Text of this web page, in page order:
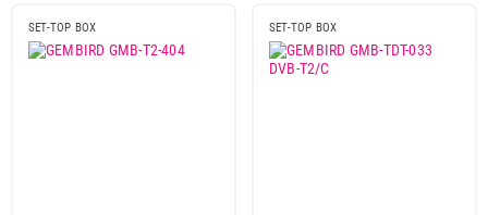
OPREMA ZA TABLET
PERIFERIJE
SET-TOP BOX SET-TOP BOX